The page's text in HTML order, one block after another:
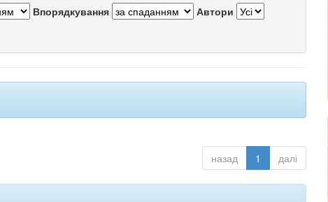
Впорядкування Автори
назад 1 далі